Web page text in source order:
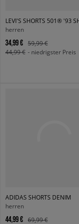
herren
34,99 €
59,99 €
44,99 € - niedrigster Preis
ADIDAS SHORTS DENIM
herren
44,99 €
69,99 €